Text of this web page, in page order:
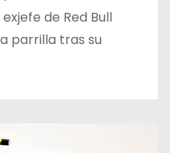
de Red Bull
parrilla tras su